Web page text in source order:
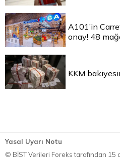
A101’in
onay! 48
KKM
Yasal Uyarı Notu
© BİST Verileri Foreks tarafından 15